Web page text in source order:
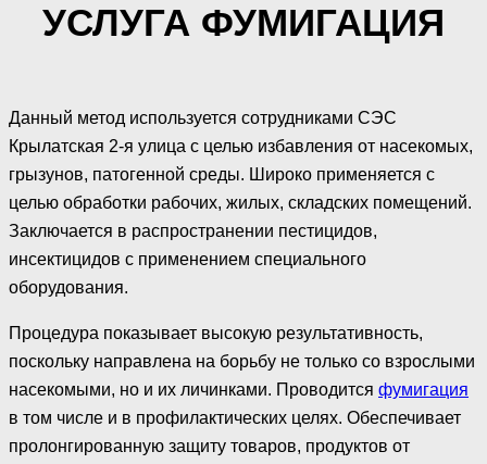
УСЛУГА ФУМИГАЦИЯ
Данный метод используется сотрудниками СЭС
Крылатская 2-я улица с целью избавления от насекомых,
грызунов, патогенной среды. Широко применяется с
целью обработки рабочих, жилых, складских помещений.
Заключается в распространении пестицидов,
инсектицидов с применением специального
оборудования.
Процедура показывает высокую результативность,
поскольку направлена на борьбу не только со взрослыми
насекомыми, но и их личинками. Проводится фумигация
в том числе и в профилактических целях. Обеспечивает
пролонгированную защиту товаров, продуктов от